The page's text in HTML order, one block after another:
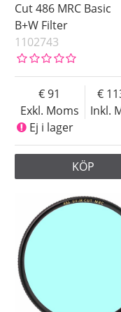
Cut 486 MRC Basic
B+W Filter
1102743
Exkl. Moms
91
Inkl.
Ej i lager
KÖP